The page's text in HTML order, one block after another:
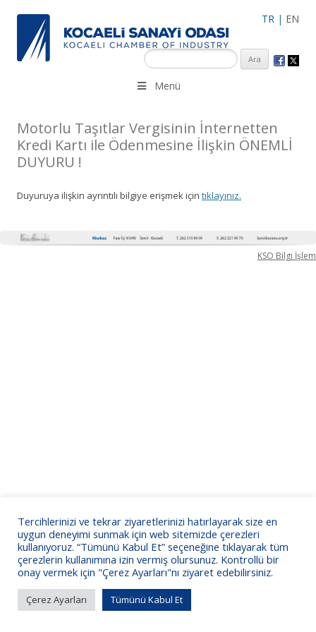
TR | EN
KSO 3500’ü aşkın sanayi kuruluşuna uzman çalışanları ile İzmit
Merkez, Çayırova, Dilovası, Gebze ve İMES OSB’deki ofisleri ile
Menü
Motorlu Taşıtlar Vergisinin İnternetten
Kredi Kartı ile Ödenmesine İlişkin ÖNEMLİ
DUYURU !
Duyuruya ilişkin ayrıntılı bilgiye erişmek için tıklayınız.
KSO Bilgi İşlem
Tercihlerinizi ve tekrar ziyaretlerinizi hatırlayarak size en
uygun deneyimi sunmak için web sitemizde çerezleri
kullanıyoruz. “Tümünü Kabul Et” seçeneğine tıklayarak tüm
çerezlerin kullanımına izin vermiş olursunuz. Kontrollü bir
onay vermek için "Çerez Ayarları"nı ziyaret edebilirsiniz.
Çerez Ayarları Tümünü Kabul Et